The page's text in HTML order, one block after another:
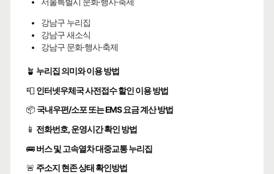
강남구 누리집
강남구 새소식
강남구 문화·행사·축제
🪴 누리집 의미와 이용 방법
📮 인터넷우체국 사전접수 할인 이용 방법
📦 국내우편/소포 또는 EMS 요금 계산 방법
📱 전화번호, 운영시간 확인 방법
🚌버스 및 고속열차 대중교통 누리집
🚨 주소지 현존 상태 확인방법